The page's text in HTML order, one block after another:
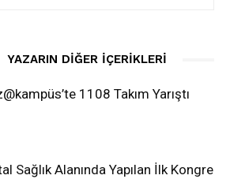
YAZARIN DIĞER İÇERIKLERI
1108 Takım Yarıştı
Sağlık Alanında Yapılan İlk Kongre